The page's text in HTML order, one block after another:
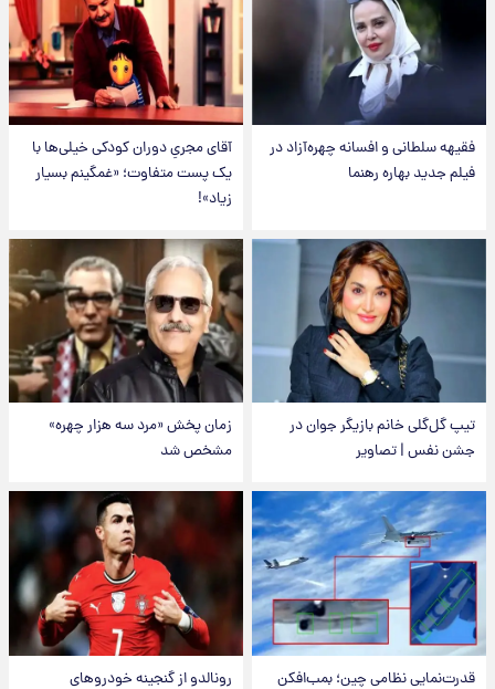
فقیهه سلطانی و افسانه چهره‌آزاد در
فیلم جدید بهاره رهنما
آقای مجریِ دوران کودکی خیلی‌ها با
یک پست متفاوت؛ «غمگینم بسیار
زیاد»!
تیپ گل‌گلی خانم بازیگر جوان در
جشن نفس | تصاویر
زمان پخش «مرد سه هزار چهره»
مشخص شد
قدرت‌نمایی نظامی چین؛ بمب‌افکن رونالدو از گنجینه خودروهای